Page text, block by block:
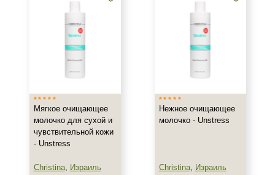
Мягкое очищающее
молочко для сухой и
чувствительной кожи
- Unstress
Christina, Израиль
Нежное очищающее
молочко - Unstress
Christina, Израиль